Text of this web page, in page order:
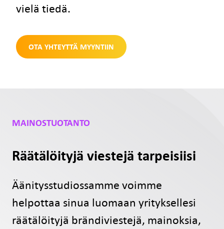
vielä tiedä.
OTA YHTEYTTÄ MYYNTIIN
MAINOSTUOTANTO
Räätälöityjä viestejä tarpeisiisi
Äänitysstudiossamme voimme
helpottaa sinua luomaan yrityksellesi
räätälöityjä brändiviestejä, mainoksia,